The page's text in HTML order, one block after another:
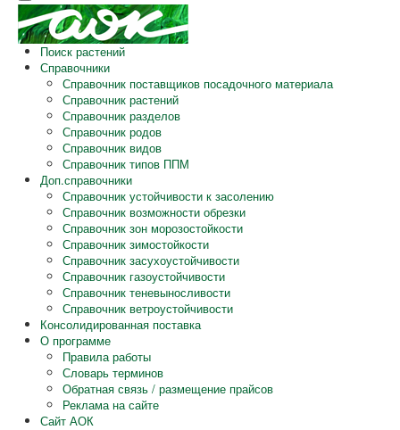
Поиск растений
Справочники
Справочник поставщиков посадочного материала
Справочник растений
Справочник разделов
Справочник родов
Справочник видов
Справочник типов ППМ
Доп.справочники
Справочник устойчивости к засолению
Справочник возможности обрезки
Справочник зон морозостойкости
Справочник зимостойкости
Справочник засухоустойчивости
Справочник газоустойчивости
Справочник теневыносливости
Справочник ветроустойчивости
Консолидированная поставка
О программе
Правила работы
Словарь терминов
Обратная связь / размещение прайсов
Реклама на сайте
Сайт АОК